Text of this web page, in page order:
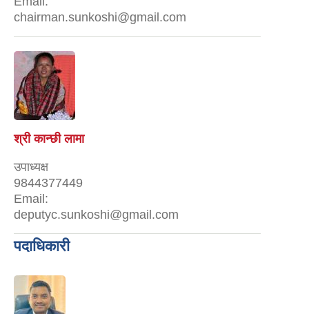
chairman.sunkoshi@gmail.com
श्री कान्छी लामा
उपाध्यक्ष
9844377449
Email:
deputyc.sunkoshi@gmail.com
पदाधिकारी